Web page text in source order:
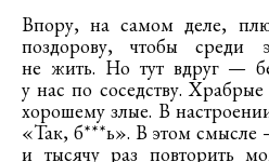
Впору, на самом деле,
поздорову, чтобы среди
не жить. Но тут вдруг —
у нас по соседству.
хорошему злые. В
«Так, б***ь». В этом смысле
и тысячу раз повторить